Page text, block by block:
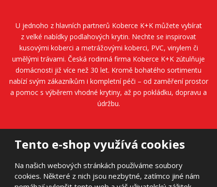
Tento e-shop využívá cookies
Na našich webových stránkách používáme soubory
cookies. Některé z nich jsou nezbytné, zatímco jiné nám
U jednoho z hlavních partnerů Koberce K+Kmůžete vybírat
z velké nabídky podlahových krytin. Nechte se inspirovat
kusovými koberci a metrážovými koberci, PVC, vinylem či
umělými trávami. Česká rodinná firma Koberce K+K zútulňuje
domácnosti již více než 30 let. Kromě bohatého sortimentu
nabízí svým zákazníkům i kompletní péči – od zaměření prostor
a pomoc s výběrem vhodné krytiny, až po pokládku, dopravu a
údržbu.
© 2026, AVANTI FLOORS s.r.o.